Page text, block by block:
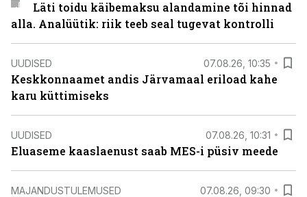
Läti toidu käibemaksu alandamine tõi hinnad
alla. Analüütik: riik teeb seal tugevat kontrolli
UUDISED 07.08.26, 10:35
Keskkonnaamet andis Järvamaal eriload kahe
karu küttimiseks
UUDISED 07.08.26, 10:31
Eluaseme kaaslaenust saab MES-i püsiv meede
MAJANDUSTULEMUSED 07.08.26, 09:30